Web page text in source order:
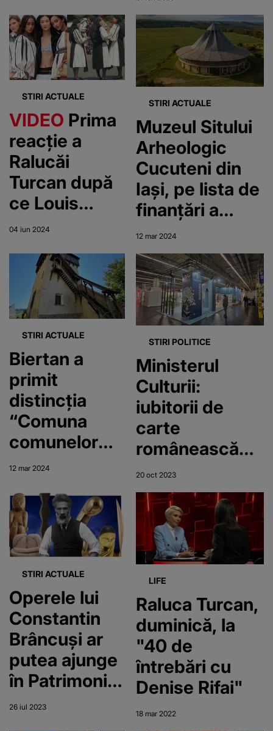
STIRI ACTUALE
VIDEO Prima
reacție a
Ralucăi
Turcan după
ce Louis
Vuitton a
românească!
Ce spune
ministrul
Culturii
04 iun 2024
STIRI ACTUALE
Muzeul Sitului
Arheologic
Cucuteni din
Iași, pe lista de
finanțări a
Ministerului
Culturii
12 mar 2024
STIRI ACTUALE
Biertan a
primit
distincția
“Comuna
comunelor
României”
12 mar 2024
STIRI POLITICE
Ministerul
Culturii:
iubitorii de
carte
românească
din Germania
sunt așteptați
la Târgul
Internaţional
de Carte de la
Frankfurt
20 oct 2023
STIRI ACTUALE
Operele lui
Constantin
Brâncuși ar
putea ajunge
în Patrimoniul
UNESCO. O
26 iul 2023
LIFE
Raluca Turcan,
duminică, la
"40 de
întrebări cu
Denise Rifai"
18 mar 2022